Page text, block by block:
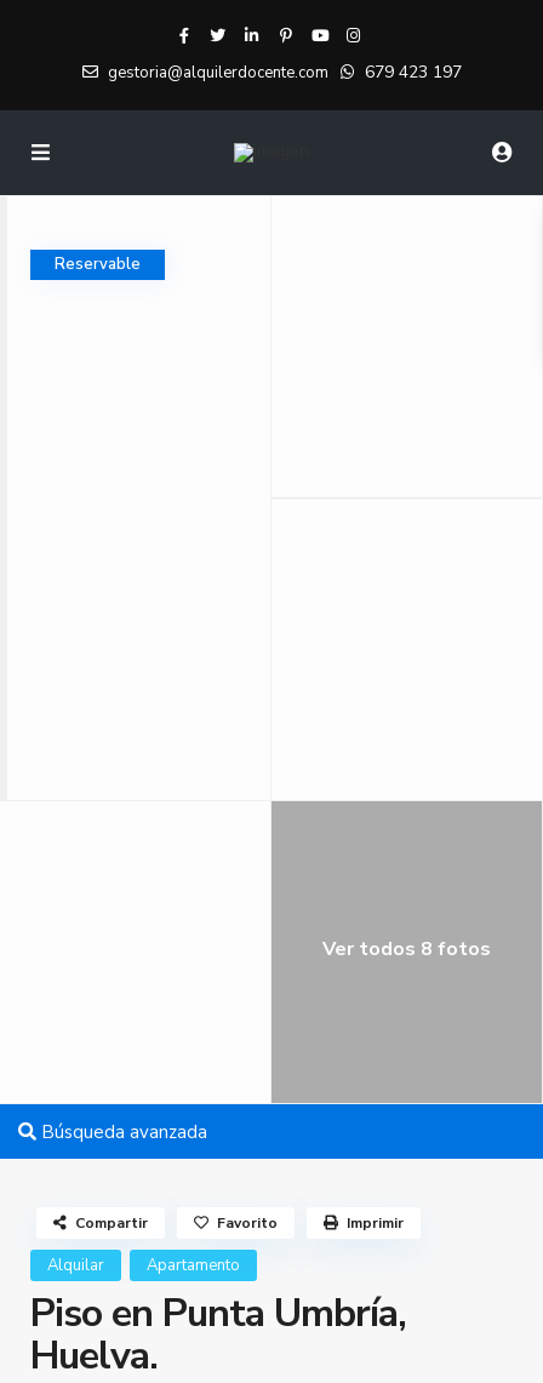
gestoria@alquilerdocente.com 679 423 197
Reservable
Ver todos 8 fotos
Búsqueda avanzada
Alquilar Apartamento
Piso en Punta Umbría,
Huelva.
Compartir Favorito Imprimir